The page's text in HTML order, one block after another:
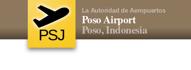
PSJ
La Autoridad de Aeropuertos
Poso Airport
Poso, Indonesia